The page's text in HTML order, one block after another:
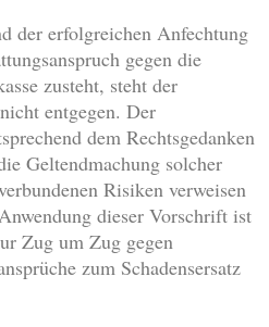
der erfolgreichen Anfechtung
gegen die
zusteht, steht der
entgegen. Der
dem Rechtsgedanken
Geltendmachung solcher
Risiken verweisen
dieser Vorschrift ist
Zug um Zug gegen
zum Schadensersatz